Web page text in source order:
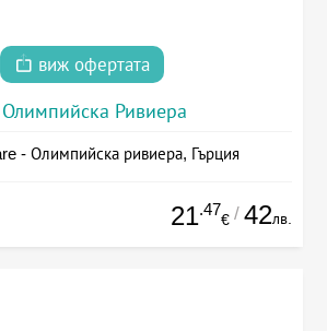
виж офертата
Олимпийска Ривиера
- Олимпийска ривиера, Гърция
21.47
€ / 42лв.